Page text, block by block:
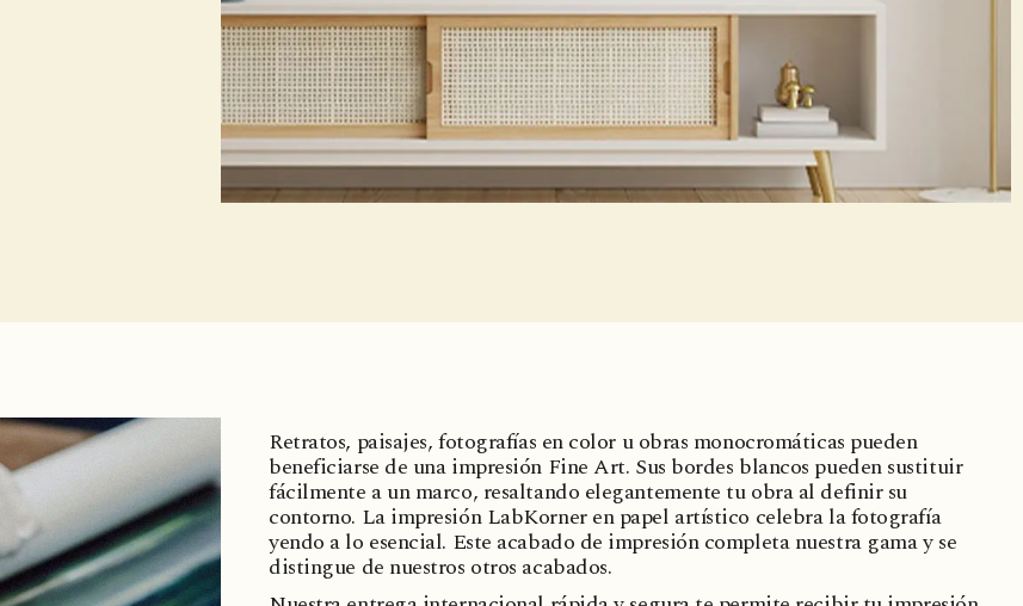
Retratos, paisajes, fotografías en color u obras monocromáticas pueden
beneficiarse de una impresión Fine Art. Sus bordes blancos pueden sustituir
fácilmente a un marco, resaltando elegantemente tu obra al definir su
contorno. La impresión LabKorner en papel artístico celebra la fotografía
yendo a lo esencial. Este acabado de impresión completa nuestra gama y se
distingue de nuestros otros acabados.